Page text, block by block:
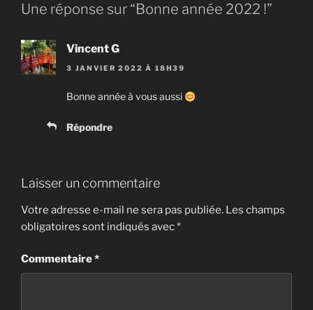
Une réponse sur “Bonne année 2022 !”
Vincent G
3 JANVIER 2022 À 18H39
Bonne année à vous aussi
Répondre
Laisser un commentaire
Votre adresse e-mail ne sera pas publiée. Les champs
obligatoires sont indiqués avec*
Commentaire*